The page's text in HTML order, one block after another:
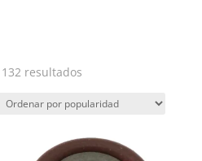
resultadosOrdenado
popularidad